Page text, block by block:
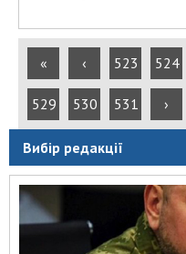
« ‹ 523 524
529 530 531 ›
Вибір редакції